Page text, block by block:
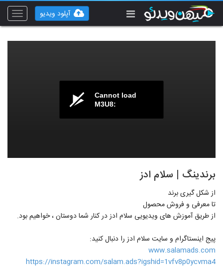
Toggle
آپلود ویدیو
Cannot load
M3U8:
برندینگ | سلام ادز
از شکل گیری برند
تا معرفی و فروش محصول
از طریق آموزش های ویدیویی سلام ادز در کنار شما دوستان ، خواهیم بود.
پیج اینستاگرام و سایت سلام ادز را دنبال کنید:
www.salamads.com
https://instagram.com/salam.ads?igshid=1vfv8p0ycvma4